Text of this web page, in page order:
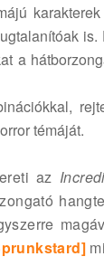
a
témáját.
az